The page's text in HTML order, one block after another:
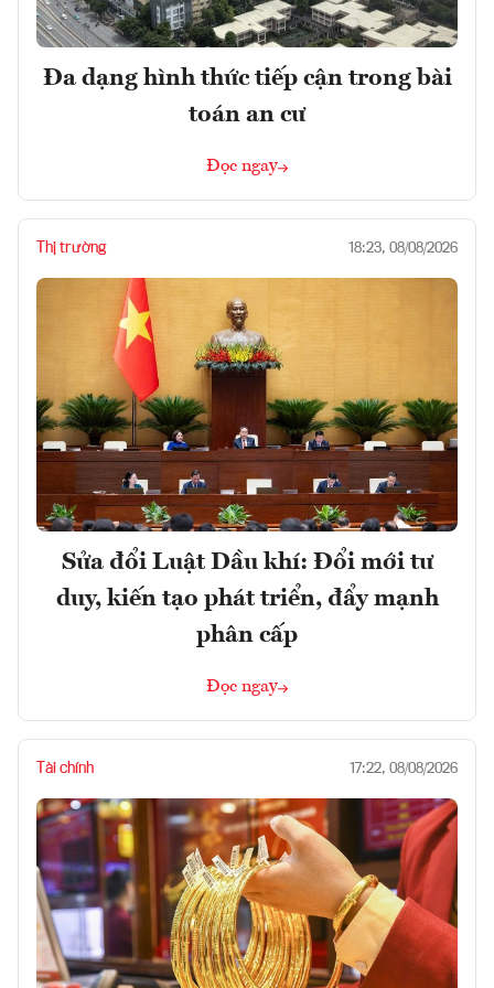
Đa dạng hình thức tiếp cận trong bài
toán an cư
Đọc ngay
Thị trường 18:23, 08/08/2026
Sửa đổi Luật Dầu khí: Đổi mới tư
duy, kiến tạo phát triển, đẩy mạnh
phân cấp
Đọc ngay
Tài chính 17:22, 08/08/2026